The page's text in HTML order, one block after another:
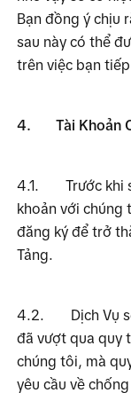
Bạn đồng ý chịu
sau này có thể
trên việc bạn
4. Tài Khoản
4.1.
Trước khi
khoản với chúng
đăng ký để trở
Tảng.
4.2.
Dịch Vụ
đã vượt qua quy
chúng tôi, mà
yêu cầu về